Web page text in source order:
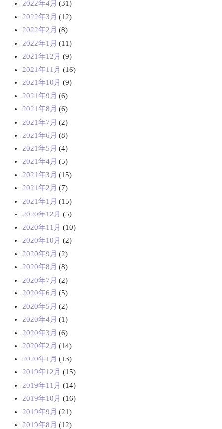
2022年4月 (31)
2022年3月 (12)
2022年2月 (8)
2022年1月 (11)
2021年12月 (9)
2021年11月 (16)
2021年10月 (9)
2021年9月 (6)
2021年8月 (6)
2021年7月 (2)
2021年6月 (8)
2021年5月 (4)
2021年4月 (5)
2021年3月 (15)
2021年2月 (7)
2021年1月 (15)
2020年12月 (5)
2020年11月 (10)
2020年10月 (2)
2020年9月 (2)
2020年8月 (8)
2020年7月 (2)
2020年6月 (5)
2020年5月 (2)
2020年4月 (1)
2020年3月 (6)
2020年2月 (14)
2020年1月 (13)
2019年12月 (15)
2019年11月 (14)
2019年10月 (16)
2019年9月 (21)
2019年8月 (12)